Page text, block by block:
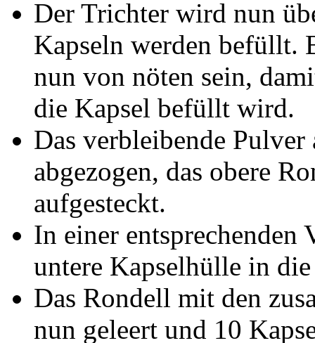
Der Trichter wird nun
Kapseln werden befüllt.
nun von nöten sein,
die Kapsel befüllt wird.
Das verbleibende
abgezogen, das obere
aufgesteckt.
In einer
untere Kapselhülle in
Das Rondell mit den
nun geleert und 10